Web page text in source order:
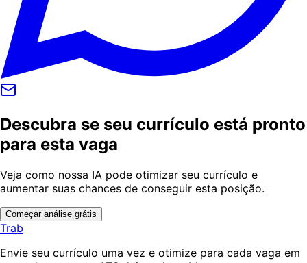
Descubra se seu currículo está pronto
para esta vaga
Veja como nossa IA pode otimizar seu currículo e
aumentar suas chances de conseguir esta posição.
Começar análise grátis
Trab
Envie seu currículo uma vez e otimize para cada vaga em